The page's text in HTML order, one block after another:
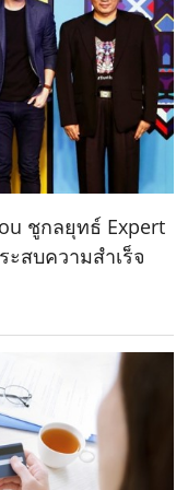
ชูกลยุทธ์ Expert
สบความสำเร็จ